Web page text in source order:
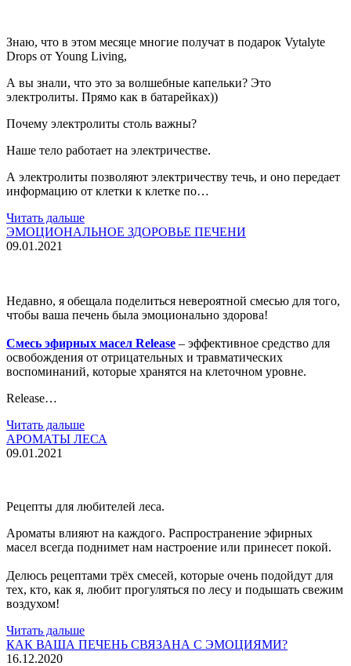
Знаю, что в этом месяце многие получат в подарок Vytalyte
Drops от Young Living,
А вы знали, что это за волшебные капельки? Это
электролиты. Прямо как в батарейках))
Почему электролиты столь важны?
Наше тело работает на электричестве.
А электролиты позволяют электричеству течь, и оно передает
информацию от клетки к клетке по…
Читать дальше
ЭМОЦИОНАЛЬНОЕ ЗДОРОВЬЕ ПЕЧЕНИ
09.01.2021
Недавно, я обещала поделиться невероятной смесью для того,
чтобы ваша печень была эмоционально здорова!
Смесь эфирных масел Release – эффективное средство для
освобождения от отрицательных и травматических
воспоминаний, которые хранятся на клеточном уровне.
Release…
Читать дальше
АРОМАТЫ ЛЕСА
09.01.2021
Рецепты для любителей леса.
Ароматы влияют на каждого. Распространение эфирных
масел всегда поднимет нам настроение или принесет покой.
Делюсь рецептами трёх смесей, которые очень подойдут для
тех, кто, как я, любит прогуляться по лесу и подышать свежим
воздухом!
Читать дальше
КАК ВАША ПЕЧЕНЬ СВЯЗАНА С ЭМОЦИЯМИ?
16.12.2020